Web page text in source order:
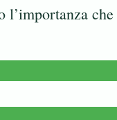
l’importanza